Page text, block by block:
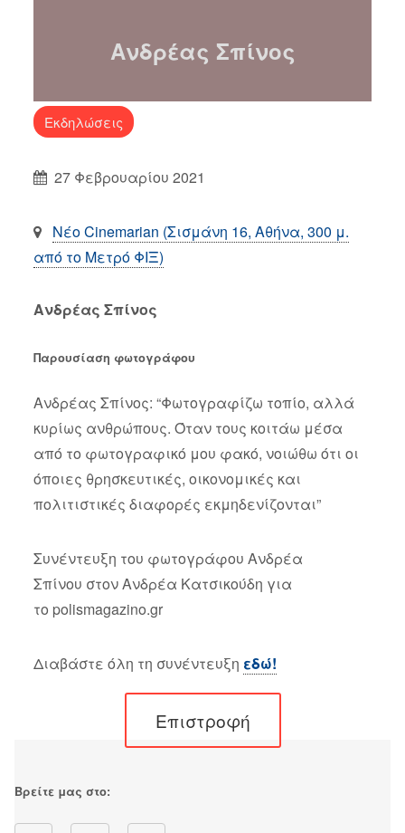
Ανδρέας Σπίνος
Εκδηλώσεις
27 Φεβρουαρίου 2021
Νέο Cinemarian (Σισμάνη 16, Αθήνα, 300 μ.
από το Μετρό ΦΙΞ)
Ανδρέας Σπίνος
Παρουσίαση φωτογράφου
Ανδρέας Σπίνος: “Φωτογραφίζω τοπίο, αλλά
κυρίως ανθρώπους. Όταν τους κοιτάω μέσα
από το φωτογραφικό μου φακό, νοιώθω ότι οι
όποιες θρησκευτικές, οικονομικές και
πολιτιστικές διαφορές εκμηδενίζονται”
Συνέντευξη του φωτογράφου Ανδρέα
Σπίνου στον Ανδρέα Κατσικούδη για
το polismagazino.gr
Διαβάστε όλη τη συνέντευξη εδώ!
Επιστροφή
Βρείτε μας στο: